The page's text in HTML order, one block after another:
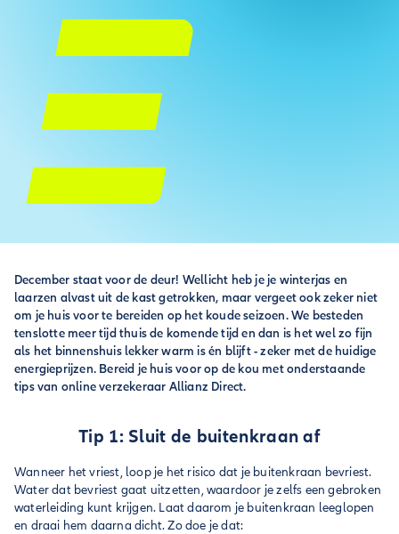
December staat voor de deur! Wellicht heb je je winterjas en
laarzen alvast uit de kast getrokken, maar vergeet ook zeker niet
om je huis voor te bereiden op het koude seizoen. We besteden
tenslotte meer tijd thuis de komende tijd en dan is het wel zo fijn
als het binnenshuis lekker warm is én blijft - zeker met de huidige
energieprijzen. Bereid je huis voor op de kou met onderstaande
tips van online verzekeraar Allianz Direct.
Tip 1: Sluit de buitenkraan af
Wanneer het vriest, loop je het risico dat je buitenkraan bevriest.
Water dat bevriest gaat uitzetten, waardoor je zelfs een gebroken
waterleiding kunt krijgen. Laat daarom je buitenkraan leeglopen
en draai hem daarna dicht. Zo doe je dat: